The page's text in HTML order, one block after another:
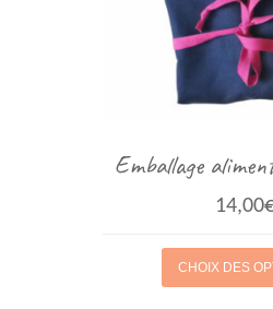
Emballage
14,00
CHOIX DES